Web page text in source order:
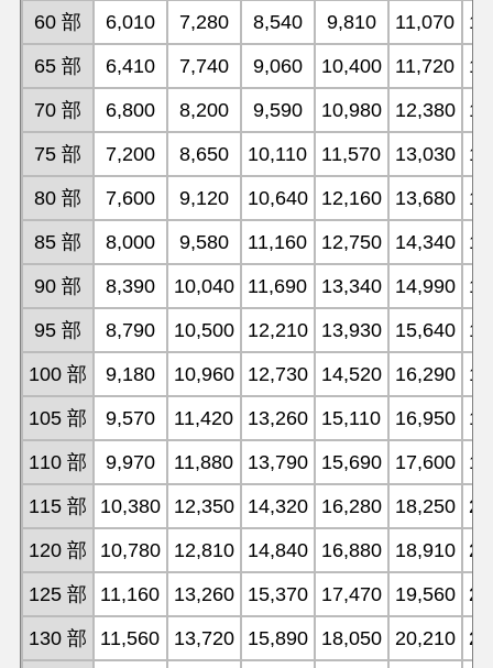
60 部
6,010 7,280 8,540 9,810 11,070
65 部
6,410 7,740 9,060 10,400 11,720
70 部
6,800 8,200 9,590 10,980 12,380
75 部
7,200 8,650 10,110 11,570 13,030
80 部
7,600 9,120 10,640 12,160 13,680
85 部
8,000 9,580 11,160 12,750 14,340
90 部
8,390 10,040 11,690 13,340 14,990
95 部
8,790 10,500 12,210 13,930 15,640
100 部
9,180 10,960 12,730 14,520 16,290
105 部
9,570 11,420 13,260 15,110 16,950
110 部
9,970 11,880 13,790 15,690 17,600
115 部
10,380 12,350 14,320 16,280 18,250
120 部
10,780 12,810 14,840 16,880 18,910
125 部
11,160 13,260 15,370 17,470 19,560
130 部
11,560 13,720 15,890 18,050 20,210